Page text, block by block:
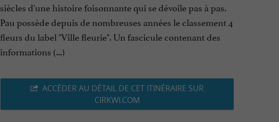
siècles d'une histoire foisonnante qui se dévoile pas à pas.
Pau possède depuis de nombreuses années le classement 4
fleurs du label "Ville fleurie". Un fascicule contenant des
informations (...)
ACCÉDER AU DÉTAIL DE CET ITINÉRAIRE SUR
CIRKWI.COM